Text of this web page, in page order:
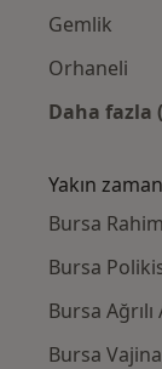
Gemlik
Orhaneli
Daha fazla
Yakın
Bursa
Bursa
Bursa
Bursa